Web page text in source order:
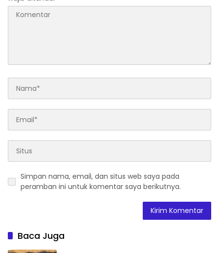
Perekonomian Nasional
dan Kesejahteraan Sosial
Simpan nama, email, dan situs web saya pada
peramban ini untuk komentar saya berikutnya.
Baca Juga